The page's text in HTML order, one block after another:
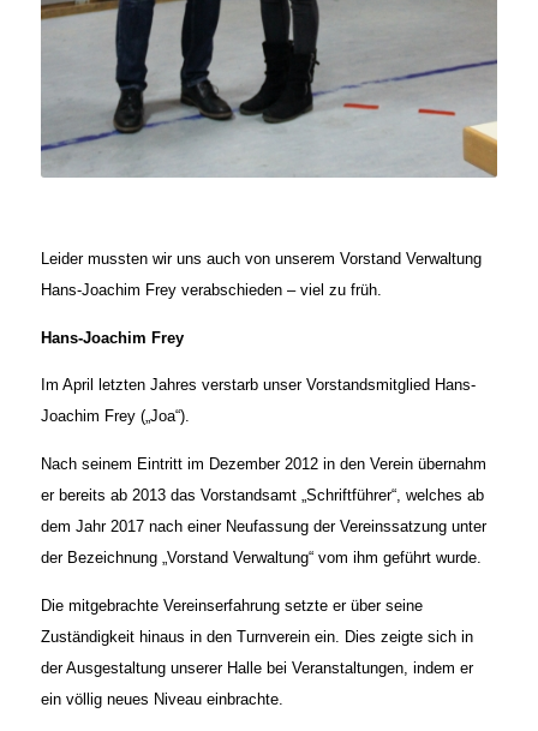
Leider mussten wir uns auch von unserem Vorstand Verwaltung
Hans-Joachim Frey verabschieden – viel zu früh.
Hans-Joachim Frey
Im April letzten Jahres verstarb unser Vorstandsmitglied Hans-
Joachim Frey („Joa“).
Nach seinem Eintritt im Dezember 2012 in den Verein übernahm
er bereits ab 2013 das Vorstandsamt „Schriftführer“, welches ab
dem Jahr 2017 nach einer Neufassung der Vereinssatzung unter
der Bezeichnung „Vorstand Verwaltung“ vom ihm geführt wurde.
Die mitgebrachte Vereinserfahrung setzte er über seine
Zuständigkeit hinaus in den Turnverein ein. Dies zeigte sich in
der Ausgestaltung unserer Halle bei Veranstaltungen, indem er
ein völlig neues Niveau einbrachte.